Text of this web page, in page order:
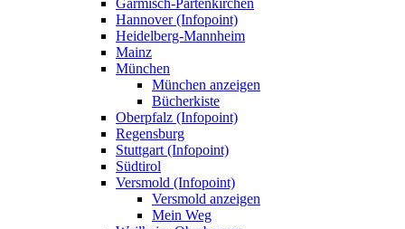
Garmisch-Partenkirchen
Hannover (Infopoint)
Heidelberg-Mannheim
Mainz
München
München anzeigen
Bücherkiste
Oberpfalz (Infopoint)
Regensburg
Stuttgart (Infopoint)
Südtirol
Versmold (Infopoint)
Versmold anzeigen
Mein Weg